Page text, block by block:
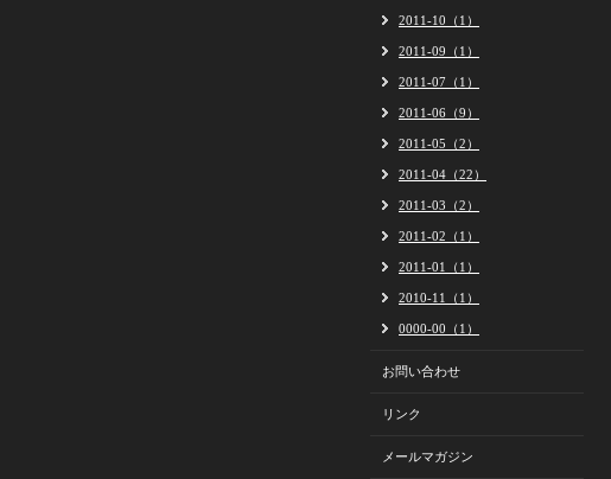
2011-10（1）
2011-09（1）
2011-07（1）
2011-06（9）
2011-05（2）
2011-04（22）
2011-03（2）
2011-02（1）
2011-01（1）
2010-11（1）
0000-00（1）
お問い合わせ
リンク
メールマガジン